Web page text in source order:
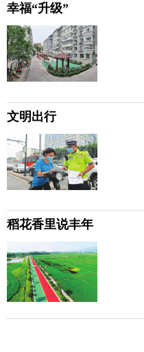
幸福“升级”
文明出行
稻花香里说丰年